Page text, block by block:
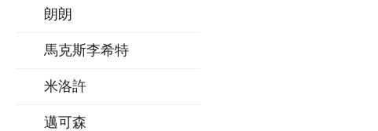
朗朗
馬克斯李希特
米洛許
邁可森